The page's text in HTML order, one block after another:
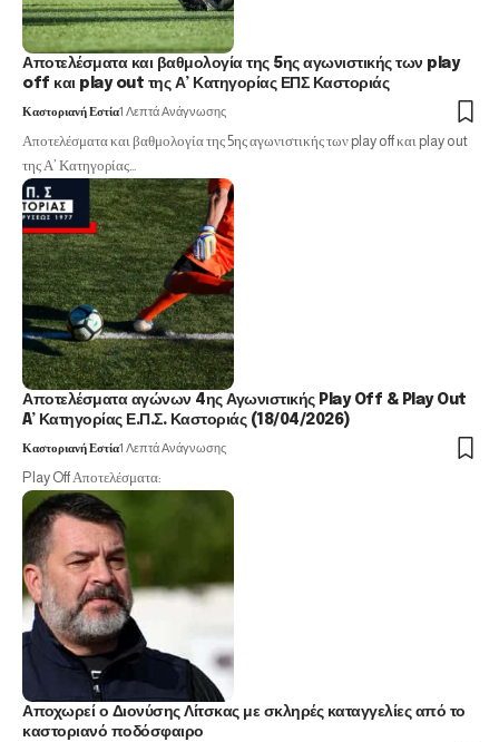
Αποτελέσματα και βαθμολογία της 5ης αγωνιστικής των play
off και play out της Α’ Κατηγορίας ΕΠΣ Καστοριάς
Καστοριανή Εστία1 Λεπτά Ανάγνωσης
Αποτελέσματα και βαθμολογία της 5ης αγωνιστικής των play off και play out
της Α’ Κατηγορίας…
Αποτελέσματα αγώνων 4ης Αγωνιστικής Play Off & Play Out
A’ Κατηγορίας Ε.Π.Σ. Καστοριάς (18/04/2026)
Καστοριανή Εστία1 Λεπτά Ανάγνωσης
Play Off Αποτελέσματα:
Αποχωρεί ο Διονύσης Λίτσκας με σκληρές καταγγελίες από το
καστοριανό ποδόσφαιρο